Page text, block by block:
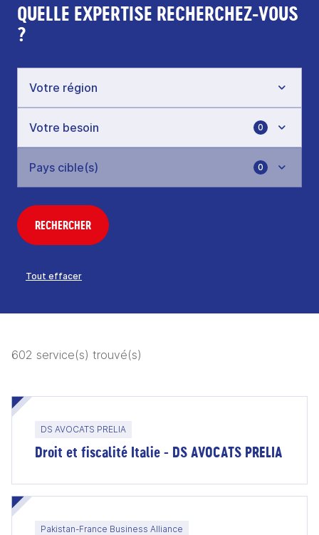
QUELLE EXPERTISE RECHERCHEZ-VOUS
?
0
0
RECHERCHER
Tout effacer
602 service(s) trouvé(s)
DS AVOCATS PRELIA
Droit et fiscalité Italie - DS AVOCATS PRELIA
Pakistan-France Business Alliance